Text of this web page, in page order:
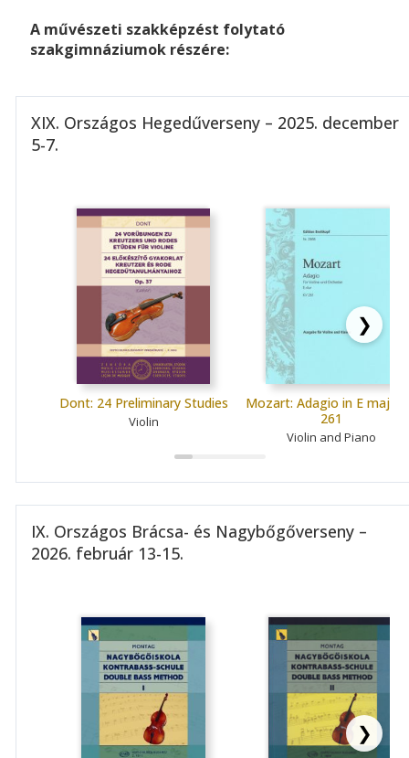
A művészeti szakképzést folytató
szakgimnáziumok részére:
XIX. Országos Hegedűverseny – 2025. december
5-7.
Dont: 24 Preliminary Studies
Violin
Mozart: Adagio in E major
261
Violin and Piano
❯
IX. Országos Brácsa- és Nagybőgőverseny –
2026. február 13-15.
❯